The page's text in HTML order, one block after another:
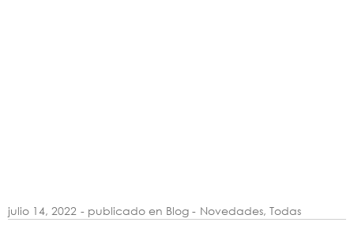
julio 14, 2022 - publicado en Blog - Novedades, Todas